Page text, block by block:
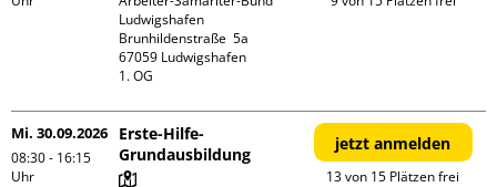
Ludwigshafen
Brunhildenstraße  5a
67059 Ludwigshafen
1. OG
Mi. 30.09.2026
08:30 - 16:15
Uhr
Erste-Hilfe-
Grundausbildung
jetzt anmelden
13 von 15 Plätzen frei